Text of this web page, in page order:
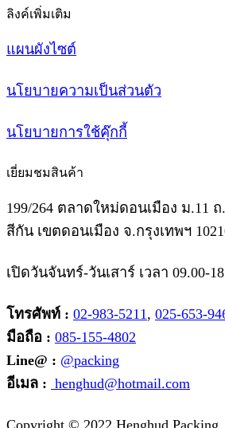
ลิงค์เพิ่มเติม
แผนผังไซต์
นโยบายความเป็นส่วนตัว
นโยบายการใช้คุ๊กกี้
เยี่ยมชมสินค้า
199/264 ตลาดใหม่ดอนเมือง ม.11
สีกัน เขตดอนเมือง จ.กรุงเทพฯ
เปิดวันจันทร์-วันเสาร์ เวลา 09.00-
โทรศัพท์ : 02-983-5211 , 025-653-
มือถือ : 085-155-4802
Line@ : @packing
อีเมล : henghud@hotmail.com
Facebook
Instagram
Tik-
Line
Email
Copyright © 2022 Henghud Packing.